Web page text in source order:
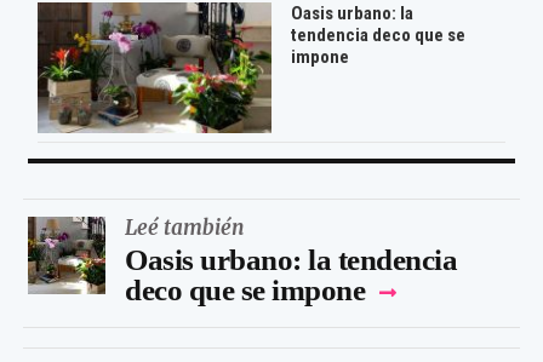
Oasis urbano: la
tendencia deco que se
impone
Leé también
Oasis urbano: la tendencia
deco que se impone